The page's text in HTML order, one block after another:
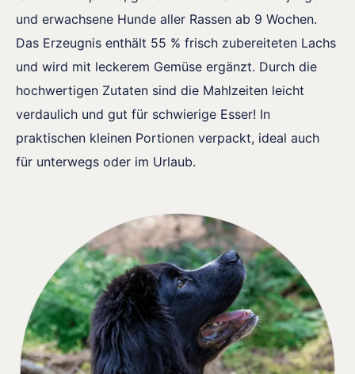
und erwachsene Hunde aller Rassen ab 9 Wochen.
Das Erzeugnis enthält 55 % frisch zubereiteten Lachs
und wird mit leckerem Gemüse ergänzt. Durch die
hochwertigen Zutaten sind die Mahlzeiten leicht
verdaulich und gut für schwierige Esser! In
praktischen kleinen Portionen verpackt, ideal auch
für unterwegs oder im Urlaub.